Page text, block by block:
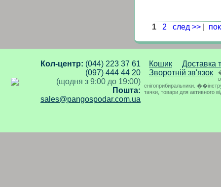
1 2 след >>
Кол-центр: (044) 223 37 61
(097) 444 44 20
(щодня з 9:00 до 19:00)
Пошта:
sales@pangospodar.com.ua
Кошик
Доставка
Зворотній зв'язок
снігоприбиральники.
тачки, товари для активного